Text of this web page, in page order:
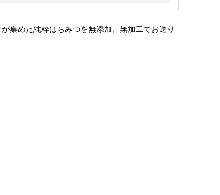
集めた純粋はちみつを無添加、無加工でお送り